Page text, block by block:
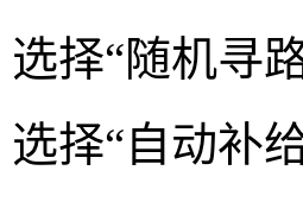
择“随机寻
择“自动补